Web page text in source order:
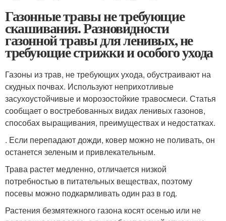
Газонные травы не требующие
скашивания. Разновидности
газонной травы для ленивых, не
требующие стрижки и особого ухода
Газоны из трав, не требующих ухода, обустраивают на
скудных почвах. Используют неприхотливые
засухоустойчивые и морозостойкие травосмеси. Статья
сообщает о востребованных видах ленивых газонов,
способах выращивания, преимуществах и недостатках.
. Если перепадают дожди, ковер можно не поливать, он
останется зеленым и привлекательным.
Трава растет медленно, отличается низкой
потребностью в питательных веществах, поэтому
посевы можно подкармливать один раз в год.
Растения безмятежного газона косят осенью или не